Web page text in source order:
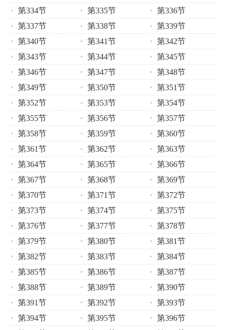
第334节
第335节
第336节
第337节
第338节
第339节
第340节
第341节
第342节
第343节
第344节
第345节
第346节
第347节
第348节
第349节
第350节
第351节
第352节
第353节
第354节
第355节
第356节
第357节
第358节
第359节
第360节
第361节
第362节
第363节
第364节
第365节
第366节
第367节
第368节
第369节
第370节
第371节
第372节
第373节
第374节
第375节
第376节
第377节
第378节
第379节
第380节
第381节
第382节
第383节
第384节
第385节
第386节
第387节
第388节
第389节
第390节
第391节
第392节
第393节
第394节
第395节
第396节